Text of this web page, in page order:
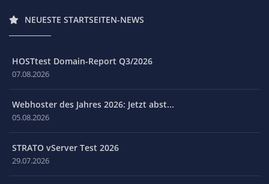
NEUESTE STARTSEITEN-NEWS
HOSTtest Domain-Report Q3/2026
07.08.2026
Webhoster des Jahres 2026: Jetzt abst...
05.08.2026
STRATO vServer Test 2026
29.07.2026